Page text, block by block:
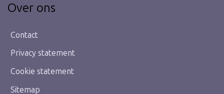
Over ons
Contact
Privacy statement
Cookie statement
Sitemap